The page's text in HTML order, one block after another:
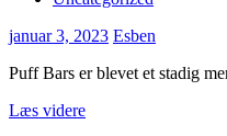
januar 3, 2023 Esben
Puff Bars er blevet et stadig
Læs videre